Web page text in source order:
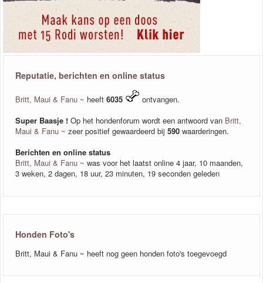
Reputatie, berichten en online status
Britt, Maui & Fanu ~ heeft 6035
ontvangen.
Super Baasje ! Op het hondenforum wordt een antwoord van Britt,
Maui & Fanu ~ zeer positief gewaardeerd bij 590 waarderingen.
Berichten en online status
Britt, Maui & Fanu ~ was voor het laatst online 4 jaar, 10 maanden,
3 weken, 2 dagen, 18 uur, 23 minuten, 19 seconden geleden
Honden Foto's
Britt, Maui & Fanu ~ heeft nog geen honden foto's toegevoegd